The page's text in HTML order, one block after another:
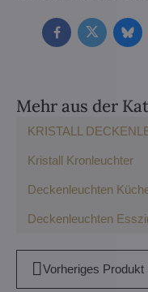
FacebookTwitter
Mehr aus der
KRISTALL
Kristall Kronleuchter
Deckenleuchten
Deckenleuchten
Vorheriges Produkt